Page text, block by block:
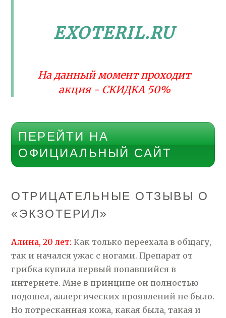
EXOTERIL.RU
На данный момент проходит
акция - СКИДКА 50%
ПЕРЕЙТИ НА
ОФИЦИАЛЬНЫЙ САЙТ
ОТРИЦАТЕЛЬНЫЕ ОТЗЫВЫ О
«ЭКЗОТЕРИЛ»
Алина, 20 лет: Как только переехала в общагу,
так и начался ужас с ногами. Препарат от
грибка купила первый попавшийся в
интернете. Мне в принципе он полностью
подошел, аллергических проявлений не было.
Но потресканная кожа, какая была, такая и